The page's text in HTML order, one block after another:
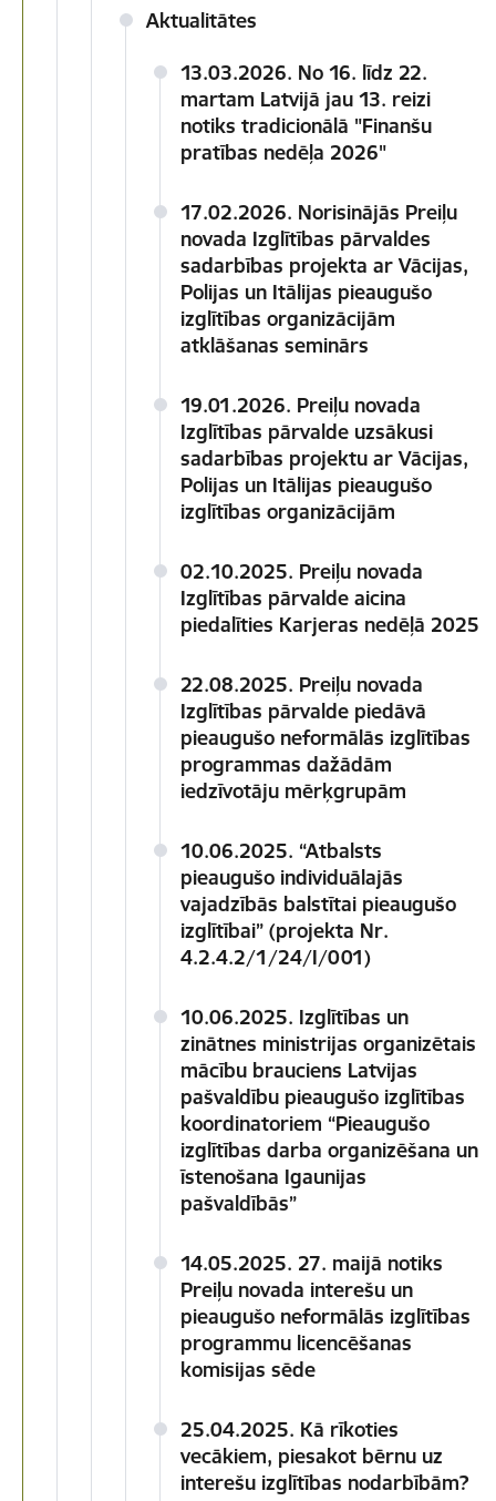
Aktualitātes
13.03.2026. No 16. līdz 22.
martam Latvijā jau 13. reizi
notiks tradicionālā "Finanšu
pratības nedēļa 2026"
17.02.2026. Norisinājās Preiļu
novada Izglītības pārvaldes
sadarbības projekta ar Vācijas,
Polijas un Itālijas pieaugušo
izglītības organizācijām
atklāšanas seminārs
19.01.2026. Preiļu novada
Izglītības pārvalde uzsākusi
sadarbības projektu ar Vācijas,
Polijas un Itālijas pieaugušo
izglītības organizācijām
02.10.2025. Preiļu novada
Izglītības pārvalde aicina
piedalīties Karjeras nedēļā 2025
22.08.2025. Preiļu novada
Izglītības pārvalde piedāvā
pieaugušo neformālās izglītības
programmas dažādām
iedzīvotāju mērķgrupām
10.06.2025. “Atbalsts
pieaugušo individuālajās
vajadzībās balstītai pieaugušo
izglītībai” (projekta Nr.
4.2.4.2/1/24/I/001)
10.06.2025. Izglītības un
zinātnes ministrijas organizētais
mācību brauciens Latvijas
pašvaldību pieaugušo izglītības
koordinatoriem “Pieaugušo
izglītības darba organizēšana un
īstenošana Igaunijas
pašvaldībās”
14.05.2025. 27. maijā notiks
Preiļu novada interešu un
pieaugušo neformālās izglītības
programmu licencēšanas
komisijas sēde
25.04.2025. Kā rīkoties
vecākiem, piesakot bērnu uz
interešu izglītības nodarbībām?